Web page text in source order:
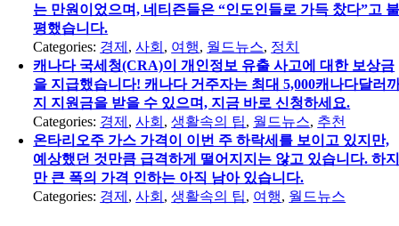
는 만원이었으며, 네티즌들은 “인도인들로 가득 찼다”고
평했습니다.
Categories: 경제 ,사회 , 여행, 월드뉴스, 정치
캐나다 국세청(CRA)이 개인정보 유출 사고에 대한 보상금
을 지급했습니다! 캐나다 거주자는 최대 5,000캐나다달러
지 지원금을 받을 수 있으며, 지금 바로 신청하세요.
Categories: 경제 ,사회 ,생활속의 팁, 월드뉴스, 추천
온타리오주 가스 가격이 이번 주 하락세를 보이고 있지만,
예상했던 것만큼 급격하게 떨어지지는 않고 있습니다. 하
만 큰 폭의 가격 인하는 아직 남아 있습니다.
Categories: 경제 ,사회 ,생활속의 팁, 여행, 월드뉴스